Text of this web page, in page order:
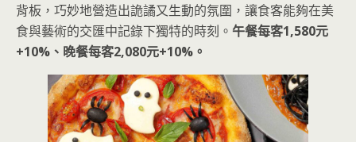
背板，巧妙地營造出詭譎又生動的氛圍，讓食客能夠在美
食與藝術的交匯中記錄下獨特的時刻。 午餐每客1,580元
+10%、晚餐每客2,080元+10%。